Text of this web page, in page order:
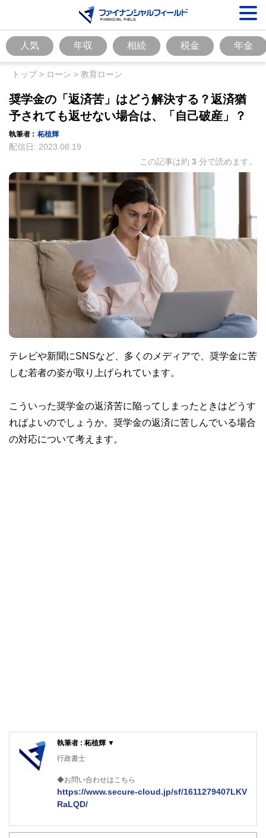
人気 年収 相続 税金 年金
トップ> ローン > 教育ローン
奨学金の「返済苦」はどう解決する？返済猶
予されても返せない場合は、「自己破産」？
執筆者 : 柘植輝
配信日: 2023.08.19
この記事は約 3 分で読めます。
テレビや新聞にSNSなど、多くのメディアで、奨学金に苦
しむ若者の姿が取り上げられています。
こういった奨学金の返済苦に陥ってしまったときはどうす
ればよいのでしょうか。奨学金の返済に苦しんでいる場合
の対応について考えます。
執筆者 : 柘植輝 ▼
行政書士
◆お問い合わせはこちら
https://www.secure-cloud.jp/sf/1611279407LKV
RaLQD/
２級ファイナンシャルプランナー